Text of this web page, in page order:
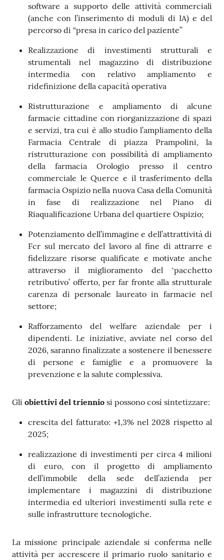
software a supporto delle attività commerciali
(anche con l’inserimento di moduli di IA) e del
percorso di “presa in carico del paziente”
Realizzazione di investimenti strutturali e
strumentali nel magazzino di distribuzione
intermedia con relativo ampliamento e
ridefinizione della capacità operativa
Ristrutturazione e ampliamento di alcune
farmacie cittadine con riorganizzazione di spazi
e servizi, tra cui è allo studio l’ampliamento della
Farmacia Centrale di piazza Prampolini, la
ristrutturazione con possibilità di ampliamento
della farmacia Orologio presso il centro
commerciale le Querce e il trasferimento della
farmacia Ospizio nella nuova Casa della Comunità
in fase di realizzazione nel Piano di
Riaqualificazione Urbana del quartiere Ospizio;
Potenziamento dell’immagine e dell’attrattività di
Fcr sul mercato del lavoro al fine di attrarre e
fidelizzare risorse qualificate e motivate anche
attraverso il miglioramento del ‘pacchetto
retributivo’ offerto, per far fronte alla strutturale
carenza di personale laureato in farmacie nel
settore;
Rafforzamento del welfare aziendale per i
dipendenti. Le iniziative, avviate nel corso del
2026, saranno finalizzate a sostenere il benessere
di persone e famiglie e a promuovere la
prevenzione e la salute complessiva.
Gli obiettivi del triennio si possono così sintetizzare:
crescita del fatturato: +1,3% nel 2028 rispetto al
2025;
realizzazione di investimenti per circa 4 milioni
di euro, con il progetto di ampliamento
dell’immobile della sede dell’azienda per
implementare i magazzini di distribuzione
intermedia ed ulteriori investimenti sulla rete e
sulle infrastrutture tecnologiche.
La missione principale aziendale si conferma nelle
attività per accrescere il primario ruolo sanitario e